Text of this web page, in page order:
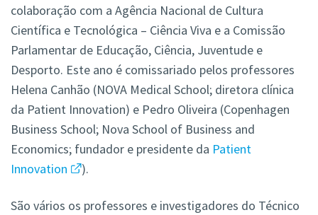
colaboração com a Agência Nacional de Cultura
Científica e Tecnológica – Ciência Viva e a Comissão
Parlamentar de Educação, Ciência, Juventude e
Desporto. Este ano é comissariado pelos professores
Helena Canhão (NOVA Medical School; diretora clínica
da Patient Innovation) e Pedro Oliveira (Copenhagen
Business School; Nova School of Business and
Economics; fundador e presidente da Patient
Innovation
).
São vários os professores e investigadores do Técnico